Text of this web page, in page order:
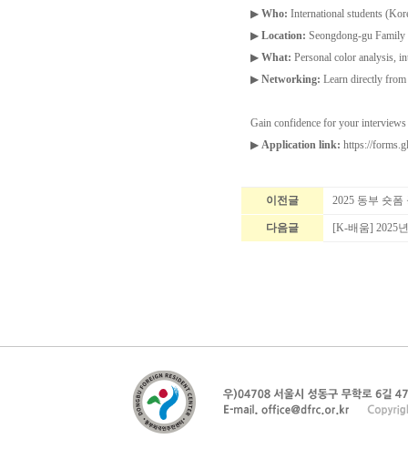
▶ Who: International students
▶ Location: Seongdong-gu Family
▶ What: Personal color analysis,
▶ Networking: Learn directly
Gain confidence for your interviews
▶ Application link: https://
이전글 2025 동부 숏
다음글 [K-배움] 2025